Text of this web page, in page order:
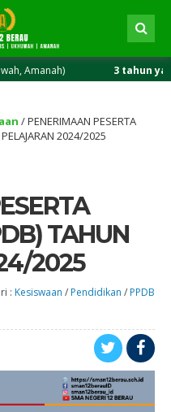
3 tahun yang lalu/
/PENERIMAAN PESERTA
2024/2025
TAHUN
2025
: Kesiswaan / Pendidikan / PPDB